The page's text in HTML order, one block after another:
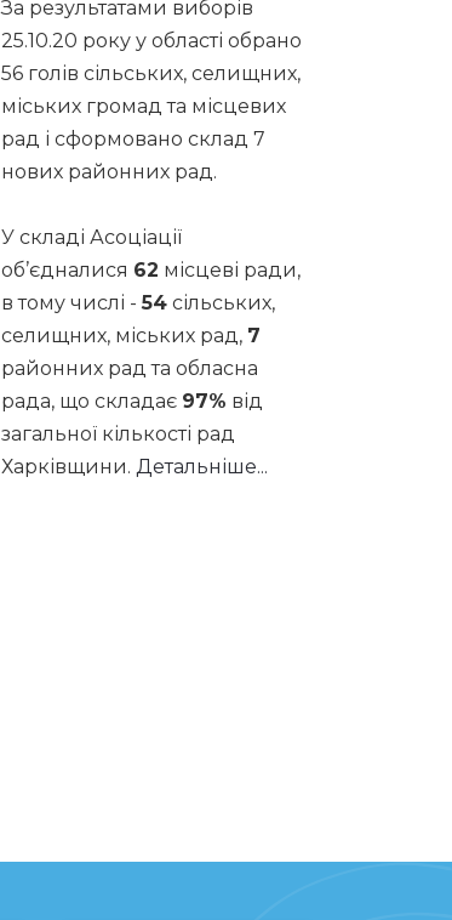
За результатами виборів
25.10.20 року у області обрано
56 голів сільських, селищних,
міських громад та місцевих
рад і сформовано склад 7
нових районних рад.
У складі Асоціації
об’єдналися 62 місцеві ради,
в тому числі -54 сільських,
селищних, міських рад, 7
районних рад та обласна
рада, що складає 97% від
загальної кількості рад
Харківщини. Детальніше...